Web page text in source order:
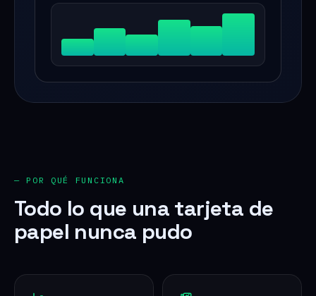
— POR QUÉ FUNCIONA
Todo lo que una tarjeta de
papel nunca pudo